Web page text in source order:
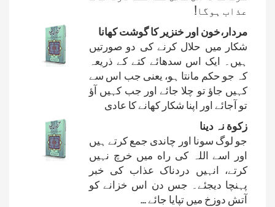
عذاب ہوگا!
مردار،خون اور خنزیر کا گوشت کھانا
شکار میں حلال کرنے کی دو صورتیں
ہیں۔ ایک اس سدھائے کتے کے ذریعہ
کہ جو حکم مانتا ہو، یعنی جب اس سے
کہیں جاؤ تو چلا جائے اور جب کہیں آؤ
تو آجائے اور اپنا شکار کھانے کا عادی
زکوة نہ دینا
جو لوگ سونا اور چاندی جمع کرتے ہیں
اور اسے اللہ کی راه میں خرچ نہیں
کرتے، انہیں دردناک عذاب کی خبر
پہنچا دیجئے۔ جس دن اس خزانے کو
آتش دوزخ میں تپایا جائے ...